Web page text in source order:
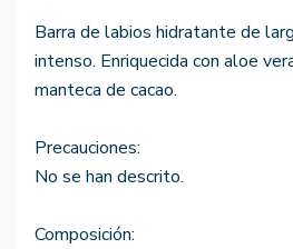
Barra de labios hidratante de
intenso. Enriquecida con aloe
manteca de cacao.
Precauciones:
No se han descrito.
Composición: